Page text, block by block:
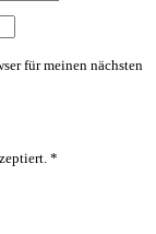
für meinen nächsten
*